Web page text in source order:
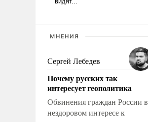
МНЕНИЯ
Сергей Лебедев
Почему русских так
интересует геополитика
Обвинения граждан России в
нездоровом интересе к